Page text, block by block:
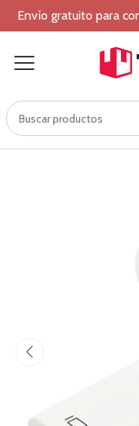
Envío gratuito para